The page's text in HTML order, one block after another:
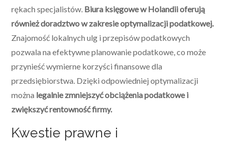
rękach specjalistów. Biura księgowe w Holandii oferują
również doradztwo w zakresie optymalizacji podatkowej.
Znajomość lokalnych ulg i przepisów podatkowych
pozwala na efektywne planowanie podatkowe, co może
przynieść wymierne korzyści finansowe dla
przedsiębiorstwa. Dzięki odpowiedniej optymalizacji
można legalnie zmniejszyć obciążenia podatkowe i
zwiększyć rentowność firmy.
Kwestie prawne i